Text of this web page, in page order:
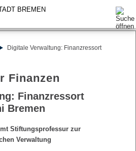
Digitale Verwaltung: Finanzressort
Finanzen
Finanzressort
Bremen
Stiftungsprofessur zur
Verwaltung